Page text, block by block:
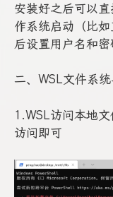
安装好之后可以
作系统启动（比
后设置用户名和密
二、WSL文件系
1.WSL访问本地
访问即可